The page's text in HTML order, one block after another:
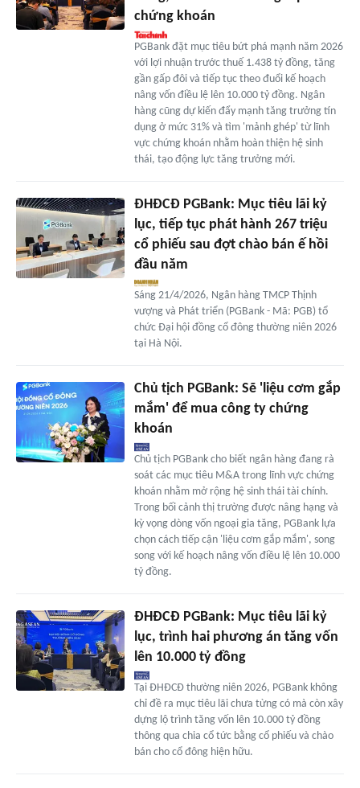
chứng khoán
PGBank đặt mục tiêu bứt phá mạnh năm 2026
với lợi nhuận trước thuế 1.438 tỷ đồng, tăng
gần gấp đôi và tiếp tục theo đuổi kế hoạch
nâng vốn điều lệ lên 10.000 tỷ đồng. Ngân
hàng cũng dự kiến đẩy mạnh tăng trưởng tín
dụng ở mức 31% và tìm 'mảnh ghép' từ lĩnh
vực chứng khoán nhằm hoàn thiện hệ sinh
thái, tạo động lực tăng trưởng mới.
ĐHĐCĐ PGBank: Mục tiêu lãi kỷ
lục, tiếp tục phát hành 267 triệu
cổ phiếu sau đợt chào bán ế hồi
đầu năm
Sáng 21/4/2026, Ngân hàng TMCP Thịnh
vượng và Phát triển (PGBank - Mã: PGB) tổ
chức Đại hội đồng cổ đông thường niên 2026
tại Hà Nội.
Chủ tịch PGBank: Sẽ 'liệu cơm gắp
mắm' để mua công ty chứng
khoán
Chủ tịch PGBank cho biết ngân hàng đang rà
soát các mục tiêu M&A trong lĩnh vực chứng
khoán nhằm mở rộng hệ sinh thái tài chính.
Trong bối cảnh thị trường được nâng hạng và
kỳ vọng dòng vốn ngoại gia tăng, PGBank lựa
chọn cách tiếp cận 'liệu cơm gắp mắm', song
song với kế hoạch nâng vốn điều lệ lên 10.000
tỷ đồng.
ĐHĐCĐ PGBank: Mục tiêu lãi kỷ
lục, trình hai phương án tăng vốn
lên 10.000 tỷ đồng
Tại ĐHĐCĐ thường niên 2026, PGBank không
chỉ đề ra mục tiêu lãi chưa từng có mà còn xây
dựng lộ trình tăng vốn lên 10.000 tỷ đồng
thông qua chia cổ tức bằng cổ phiếu và chào
bán cho cổ đông hiện hữu.